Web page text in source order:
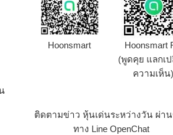
Hoonsmart
Hoonsmart
(พูดคุย แลกเ
ความเห็น)
ติดตามข่าว หุ้นเด่นระหว่างวัน ผ่า
ทาง Line OpenChat